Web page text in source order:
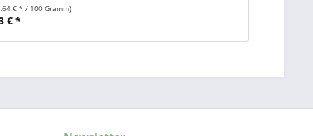
€ * / 100 Gramm)
€ *